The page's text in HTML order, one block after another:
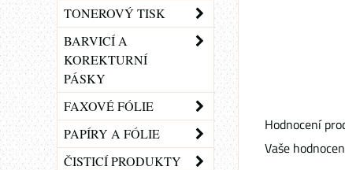
Hodnocení
Vaše
TONEROVÝ TISK
BARVICÍ A
KOREKTURNÍ
PÁSKY
FAXOVÉ FÓLIE
PAPÍRY A FÓLIE
ČISTICÍ PRODUKTY